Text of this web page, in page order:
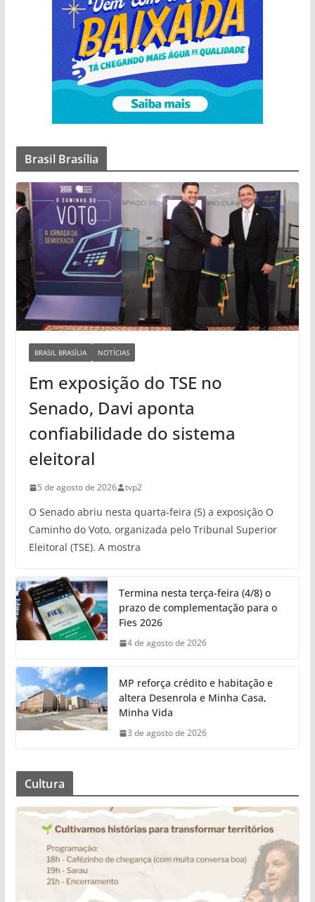
Brasil Brasília
BRASIL BRASÍLIA NOTÍCIAS
Em exposição do TSE no
Senado, Davi aponta
confiabilidade do sistema
eleitoral
5 de agosto de 2026 tvp2
O Senado abriu nesta quarta-feira (5) a exposição O
Caminho do Voto, organizada pelo Tribunal Superior
Eleitoral (TSE). A mostra
Termina nesta terça-feira (4/8) o
prazo de complementação para o
Fies 2026
4 de agosto de 2026
MP reforça crédito e habitação e
altera Desenrola e Minha Casa,
Minha Vida
3 de agosto de 2026
Cultura